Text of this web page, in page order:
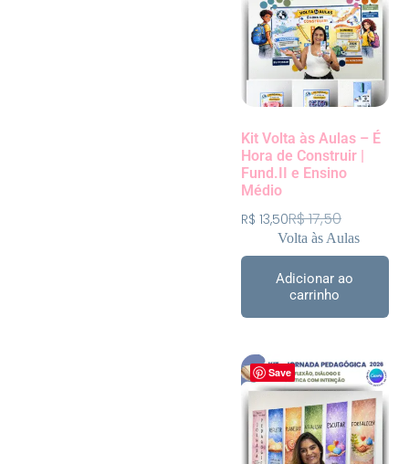
Kit Volta às Aulas – É
Hora de Construir |
Fund.II e Ensino
Médio
R$17,50
R$ 13,50
Volta às Aulas
Adicionar ao
carrinho
Save